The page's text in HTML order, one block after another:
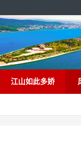
江山如此多娇